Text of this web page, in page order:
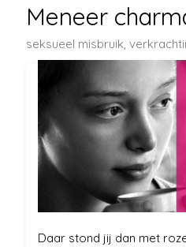
Meneer
seksueel misbruik ,
Daar stond jij dan met